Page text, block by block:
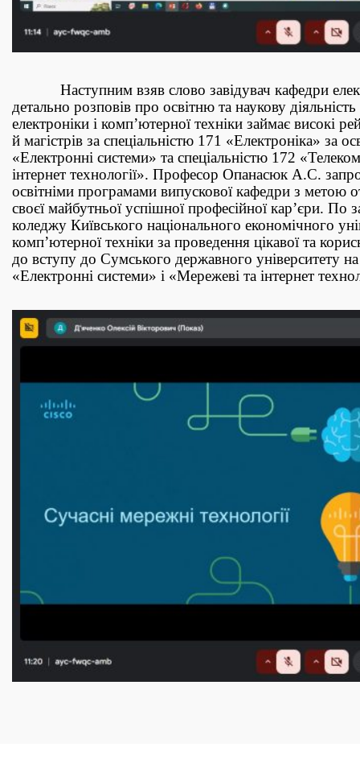
Наступним взяв слово завідувач кафедри
детально розповів про освітню та наукову
електроніки і комп’ютерної техніки займає високі
й магістрів за спеціальністю 171 «Електроніка» за
«Електронні системи» та спеціальністю 172
інтернет технології». Професор Опанасюк А.С.
освітніми програмами випускової кафедри з метою
своєї майбутньої успішної професійної кар’єри.
коледжу Київського національного економічного
комп’ютерної техніки за проведення цікавої та
до вступу до Сумського державного університету
«Електронні системи» і «Мережеві та інтернет